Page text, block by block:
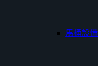
馬桶設備